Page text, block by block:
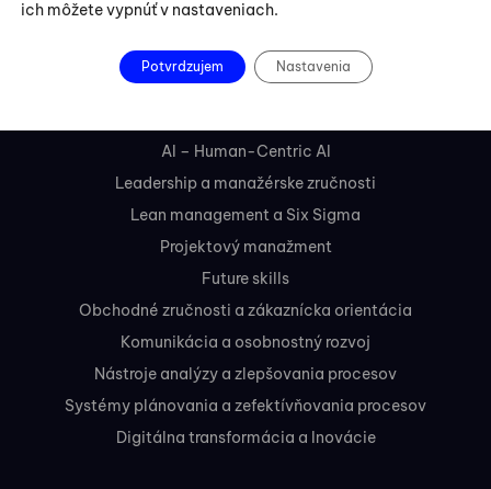
AI – Core Skills
AI – Human-Centric AI
Leadership a manažérske zručnosti
Lean management a Six Sigma
Projektový manažment
Future skills
Obchodné zručnosti a zákaznícka orientácia
Komunikácia a osobnostný rozvoj
Nástroje analýzy a zlepšovania procesov
Systémy plánovania a zefektívňovania procesov
Digitálna transformácia a Inovácie
ich môžete vypnúť v nastaveniach.
Potvrdzujem Nastavenia